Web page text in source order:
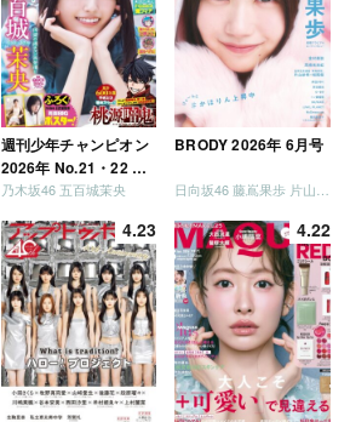
週刊少年チャンピオン
2026年 No.21・22 合
併号
乃木坂46 五百城茉央
BRODY 2026年 6月号
4.23 4.22